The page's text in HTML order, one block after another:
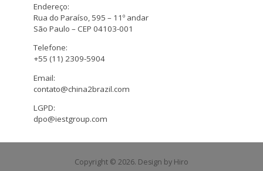
Endereço:
Rua do Paraíso, 595 – 11º andar
São Paulo – CEP 04103-001
Telefone:
+55 (11) 2309-5904
Email:
contato@china2brazil.com
LGPD:
dpo@iestgroup.com
Copyright © 2026. Design by Hiro